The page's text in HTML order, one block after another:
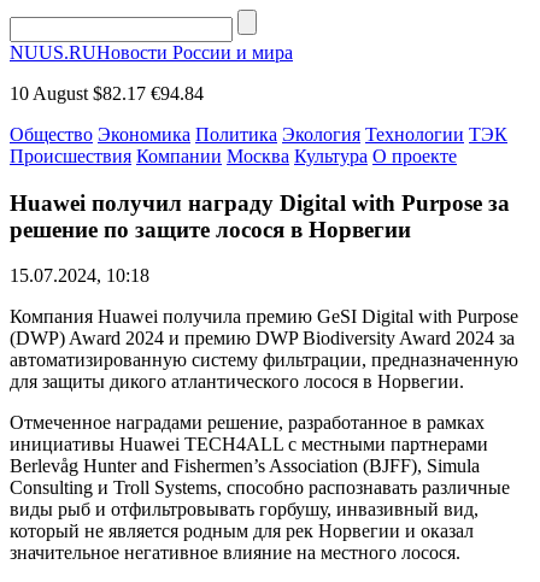
NUUS.RUНовости России и мира
10 August $82.17 €94.84
Общество Экономика Политика Экология Технологии ТЭК
Происшествия Компании Москва Культура О проекте
Huawei получил награду Digital with Purpose за
решение по защите лосося в Норвегии
15.07.2024, 10:18
Компания Huawei получила премию GeSI Digital with Purpose
(DWP) Award 2024 и премию DWP Biodiversity Award 2024 за
автоматизированную систему фильтрации, предназначенную
для защиты дикого атлантического лосося в Норвегии.
Отмеченное наградами решение, разработанное в рамках
инициативы Huawei TECH4ALL с местными партнерами
Berlevåg Hunter and Fishermen’s Association (BJFF), Simula
Consulting и Troll Systems, способно распознавать различные
виды рыб и отфильтровывать горбушу, инвазивный вид,
который не является родным для рек Норвегии и оказал
значительное негативное влияние на местного лосося.